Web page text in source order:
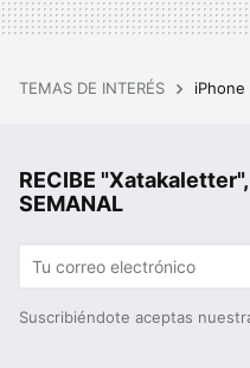
TEMAS DE INTERÉS iPhone
RECIBE
SEMANAL
Suscribiéndote aceptas